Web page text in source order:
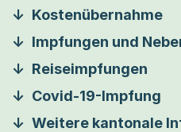
Kostenübernahme
Impfungen und
Reiseimpfungen
Covid-19-Impfung
Weitere kantonale